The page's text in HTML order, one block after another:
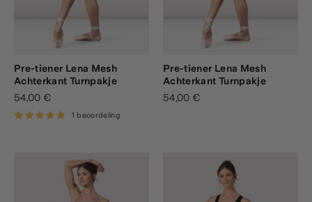
Pre-tiener Lena Mesh
Achterkant Turnpakje
54,00 €
1 beoordeling
Pre-tiener Lena Mesh
Achterkant Turnpakje
54,00 €